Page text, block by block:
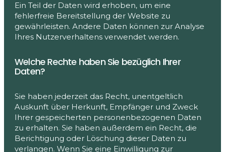
Ein Teil der Daten wird erhoben, um eine
fehlerfreie Bereitstellung der Website zu
gewährleisten. Andere Daten können zur Analyse
Ihres Nutzerverhaltens verwendet werden.
Welche Rechte haben Sie bezüglich Ihrer
Daten?
Sie haben jederzeit das Recht, unentgeltlich
Auskunft über Herkunft, Empfänger und Zweck
Ihrer gespeicherten personenbezogenen Daten
zu erhalten. Sie haben außerdem ein Recht, die
Berichtigung oder Löschung dieser Daten zu
verlangen. Wenn Sie eine Einwilligung zur